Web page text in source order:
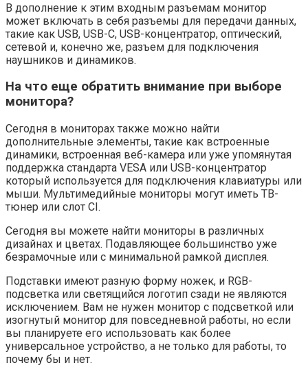
В дополнение к этим входным разъемам монитор
может включать в себя разъемы для передачи данных,
такие как USB, USB-C, USB-концентратор, оптический,
сетевой и, конечно же, разъем для подключения
наушников и динамиков.
На что еще обратить внимание при выборе
монитора?
Сегодня в мониторах также можно найти
дополнительные элементы, такие как встроенные
динамики, встроенная веб-камера или уже упомянутая
поддержка стандарта VESA или USB-концентратор
который используется для подключения клавиатуры или
мыши. Мультимедийные мониторы могут иметь ТВ-
тюнер или слот CI.
Сегодня вы можете найти мониторы в различных
дизайнах и цветах. Подавляющее большинство уже
безрамочные или с минимальной рамкой дисплея.
Подставки имеют разную форму ножек, и RGB-
подсветка или светящийся логотип сзади не являются
исключением. Вам не нужен монитор с подсветкой или
изогнутый монитор для повседневной работы, но если
вы планируете его использовать как более
универсальное устройство, а не только для работы, то
почему бы и нет.